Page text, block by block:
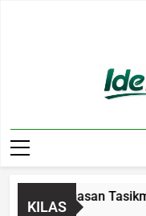
KILAS
Parumasan